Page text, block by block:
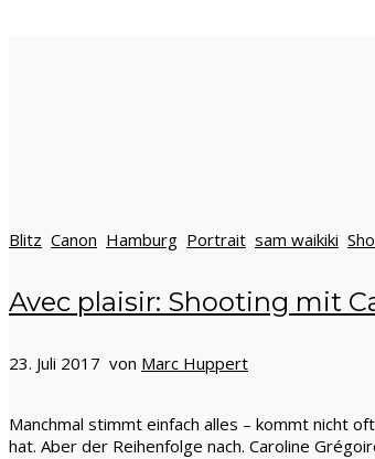
Blitz Canon Hamburg Portrait sam waikiki
Avec plaisir: Shooting mit
23. Juli 2017 von Marc Huppert
Manchmal stimmt einfach alles – kommt nicht
hat. Aber der Reihenfolge nach. Caroline